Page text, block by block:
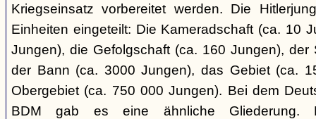
Kriegseinsatz vorbereitet werden. Die
Einheiten eingeteilt: Die Kameradschaft (ca. 10
Jungen), die Gefolgschaft (ca. 160 Jungen), der
der Bann (ca. 3000 Jungen), das Gebiet (ca.
Obergebiet (ca. 750 000 Jungen). Bei dem
BDM gab es eine ähnliche Gliederung.